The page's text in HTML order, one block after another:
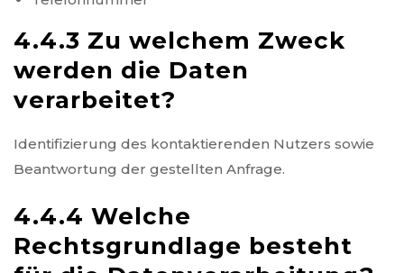
4.4.3 Zu welchem Zweck
werden die Daten
verarbeitet?
Identifizierung des kontaktierenden Nutzers sowie
Beantwortung der gestellten Anfrage.
4.4.4 Welche
Rechtsgrundlage besteht